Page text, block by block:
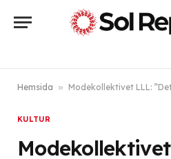
Hemsida » Modekollektivet LLL:
KULTUR